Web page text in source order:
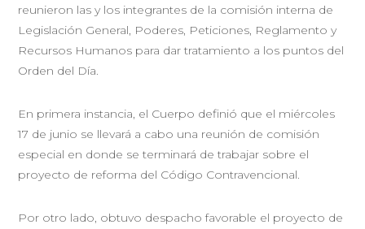
reunieron las y los integrantes de la comisión interna de
Legislación General, Poderes, Peticiones, Reglamento y
Recursos Humanos para dar tratamiento a los puntos del
Orden del Día.
En primera instancia, el Cuerpo definió que el miércoles
17 de junio se llevará a cabo una reunión de comisión
especial en donde se terminará de trabajar sobre el
proyecto de reforma del Código Contravencional.
Por otro lado, obtuvo despacho favorable el proyecto de